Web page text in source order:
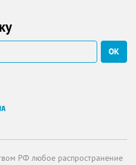
ОК
РФ любое распространение